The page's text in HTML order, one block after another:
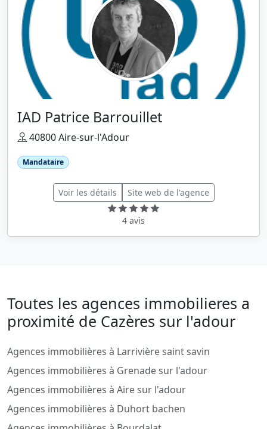
IAD Patrice Barrouillet
40800 Aire-sur-l'Adour
Mandataire
Voir les détails Site web de l'agence
4 avis
Toutes les agences immobilieres a
proximité de Cazères sur l'adour
Agences immobilières à Larrivière saint savin
Agences immobilières à Grenade sur l'adour
Agences immobilières à Aire sur l'adour
Agences immobilières à Duhort bachen